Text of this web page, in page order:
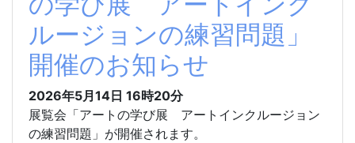
ルージョンの練習問題」
開催のお知らせ
2026年5月14日 16時20分
展覧会「アートの学び展 アートインクルージョン
の練習問題」が開催されます。